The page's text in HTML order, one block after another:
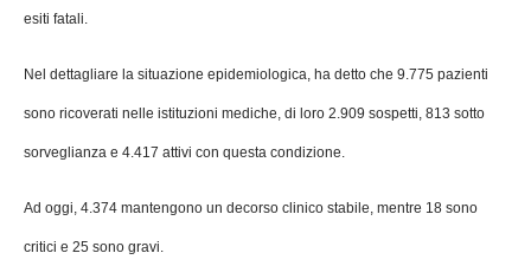
esiti fatali.
Nel dettagliare la situazione epidemiologica, ha detto che 9.775 pazienti
sono ricoverati nelle istituzioni mediche, di loro 2.909 sospetti, 813 sotto
sorveglianza e 4.417 attivi con questa condizione.
Ad oggi, 4.374 mantengono un decorso clinico stabile, mentre 18 sono
critici e 25 sono gravi.